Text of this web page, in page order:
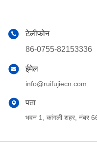
टेलीफोन
86-0755-82153336
ईमेल
info@ruifujiecn.com
पता
भवन 1, कांगली शहर, नंबर